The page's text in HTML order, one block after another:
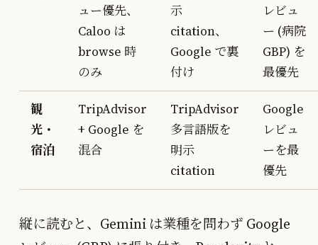
ュー優先、
Caloo は
browse 時
のみ
示
citation、
Google で裏
付け
レビュ
ー (病院
GBP) を
最優先
観
光・
宿泊
TripAdvisor
+ Google を
混合
TripAdvisor
多言語版を
明示
citation
Google
レビュ
ーを最
優先
縦に読むと、Gemini は業種を問わず Google